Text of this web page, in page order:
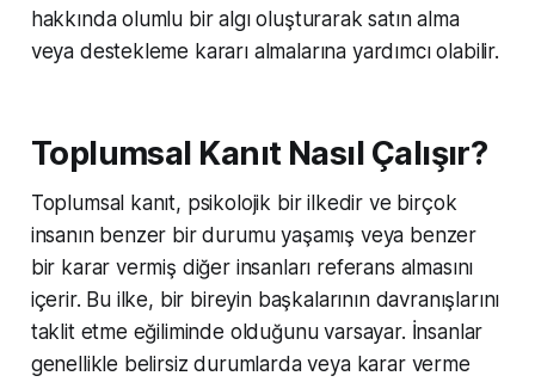
hakkında olumlu bir algı oluşturarak satın alma
veya destekleme kararı almalarına yardımcı olabilir.
Toplumsal Kanıt Nasıl Çalışır?
Toplumsal kanıt, psikolojik bir ilkedir ve birçok
insanın benzer bir durumu yaşamış veya benzer
bir karar vermiş diğer insanları referans almasını
içerir. Bu ilke, bir bireyin başkalarının davranışlarını
taklit etme eğiliminde olduğunu varsayar. İnsanlar
genellikle belirsiz durumlarda veya karar verme